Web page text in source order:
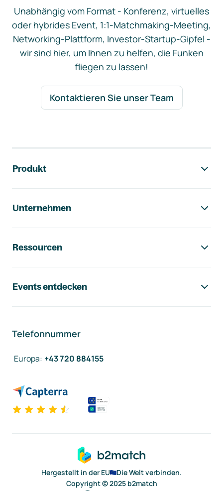
Unabhängig vom Format - Konferenz, virtuelles
oder hybrides Event, 1:1-Matchmaking-Meeting,
Networking-Plattform, Investor-Startup-Gipfel -
wir sind hier, um Ihnen zu helfen, die Funken
fliegen zu lassen!
Kontaktieren Sie unser Team
Produkt
Unternehmen
Ressourcen
Events entdecken
Telefonnummer
Europa: +43 720 884155
Hergestellt in der EU
Die Welt verbinden.
Copyright © 2025 b2match